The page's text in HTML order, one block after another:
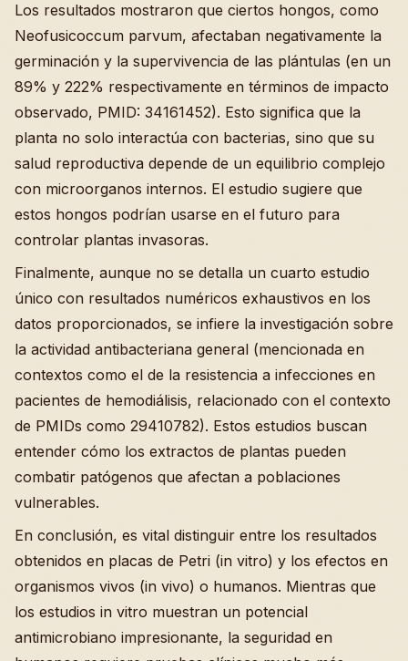
Los resultados mostraron que ciertos hongos, como
Neofusicoccum parvum, afectaban negativamente la
germinación y la supervivencia de las plántulas (en un
89% y 222% respectivamente en términos de impacto
observado, PMID: 34161452). Esto significa que la
planta no solo interactúa con bacterias, sino que su
salud reproductiva depende de un equilibrio complejo
con microorganos internos. El estudio sugiere que
estos hongos podrían usarse en el futuro para
controlar plantas invasoras.
Finalmente, aunque no se detalla un cuarto estudio
único con resultados numéricos exhaustivos en los
datos proporcionados, se infiere la investigación sobre
la actividad antibacteriana general (mencionada en
contextos como el de la resistencia a infecciones en
pacientes de hemodiálisis, relacionado con el contexto
de PMIDs como 29410782). Estos estudios buscan
entender cómo los extractos de plantas pueden
combatir patógenos que afectan a poblaciones
vulnerables.
En conclusión, es vital distinguir entre los resultados
obtenidos en placas de Petri (in vitro) y los efectos en
organismos vivos (in vivo) o humanos. Mientras que
los estudios in vitro muestran un potencial
antimicrobiano impresionante, la seguridad en